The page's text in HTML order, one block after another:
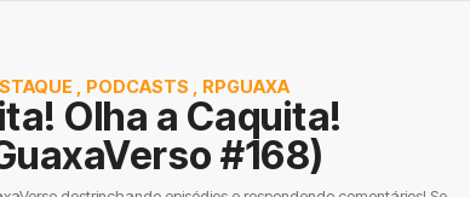
PODCASTS RPGUAXA
Olha a Caquita!
#168)